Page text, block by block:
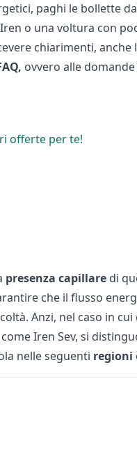
paghi le bollette
o una voltura con
chiarimenti,
ovvero alle
offerte per te!
presenza capillaredi
che il flusso
Anzi, nel caso in cui
Iren Sev, si
nelle seguenti regioni